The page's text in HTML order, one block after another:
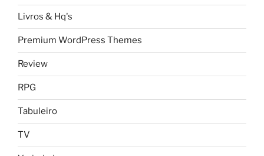
Livros & Hq's
Premium WordPress Themes
Review
RPG
Tabuleiro
TV